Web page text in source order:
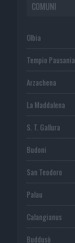
COMUNI
Olbia
Tempio Pausania
Arzachena
La Maddalena
S. T. Gallura
Budoni
San Teodoro
Palau
Calangianus
Buddusò